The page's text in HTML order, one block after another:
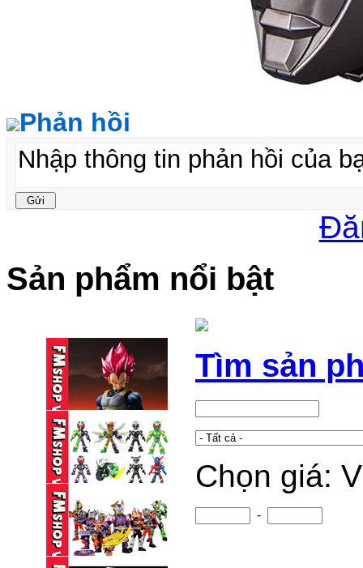
Phản hồi
Sản phẩm nổi bật
(2ND) SHF VEGETA
GOD (15TH ...
1,150,000 VND
BLINDBOX BLOKEES
KAMEN RIDER ...
Tìm sản
Chọn giá:
-